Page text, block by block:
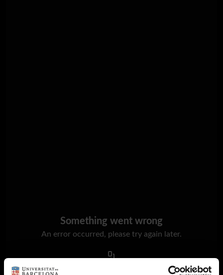
Something went wrong
An error occurred, please try again later.